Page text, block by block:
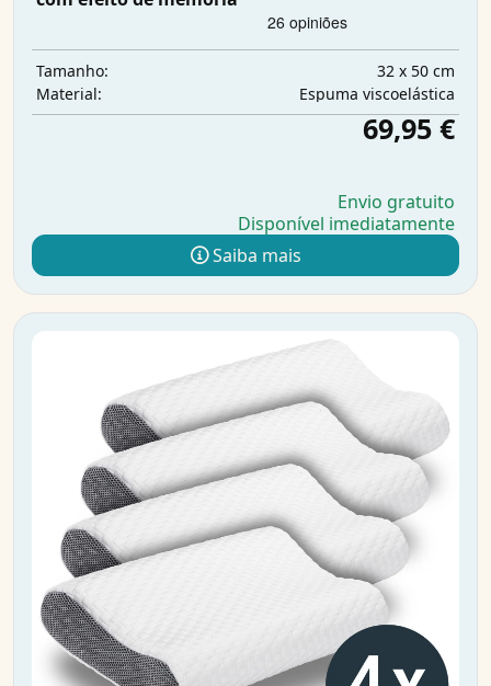
Tamanho:
32 x 50 cm
Material:
Espuma viscoelástica
69,95 €
Envio gratuito
Disponível imediatamente
Saiba mais